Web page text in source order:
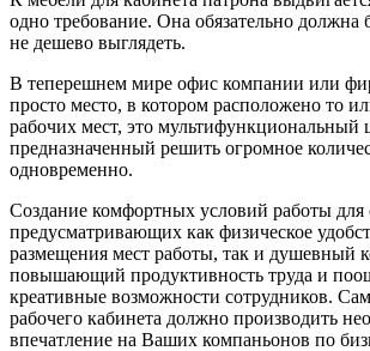
одно требование. Она обязательно должна
не дешево выглядеть.
В теперешнем мире офис компании или
просто место, в котором расположено то
рабочих мест, это мультифункциональный
предназначенный решить огромное
одновременно.
Создание комфортных условий работы для
предусматривающих как физическое
размещения мест работы, так и душевный
повышающий продуктивность труда и
креативные возможности сотрудников.
рабочего кабинета должно производить
впечатление на Ваших компаньонов по